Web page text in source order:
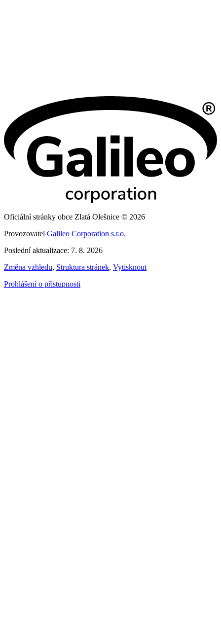
Oficiální stránky obce Zlatá Olešnice © 2026
Provozovatel Galileo Corporation s.r.o.
Poslední aktualizace: 7. 8. 2026
Změna vzhledu, Struktura stránek, Vytisknout
Prohlášení o přístupnosti